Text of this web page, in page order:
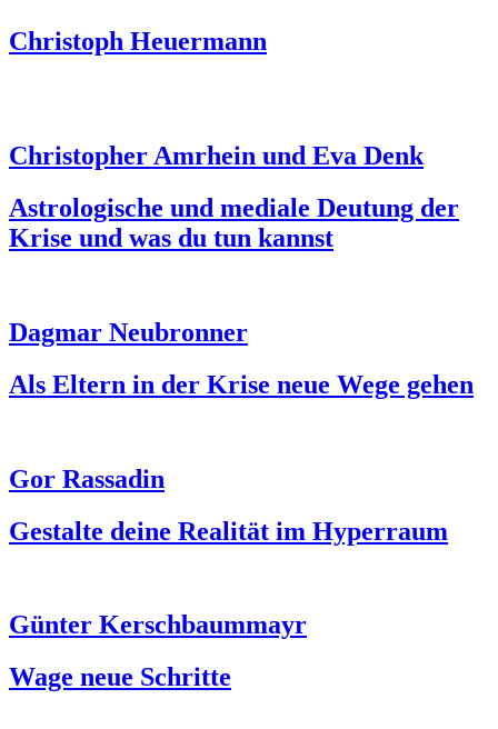
Christoph Heuermann
Christopher Amrhein und Eva Denk
Astrologische und mediale Deutung der
Krise und was du tun kannst
Dagmar Neubronner
Als Eltern in der Krise neue Wege gehen
Gor Rassadin
Gestalte deine Realität im Hyperraum
Günter Kerschbaummayr
Wage neue Schritte